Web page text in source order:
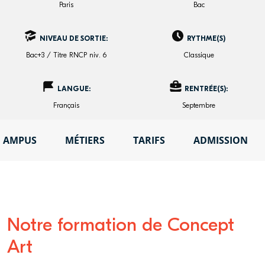
Paris
Bac
NIVEAU DE SORTIE:
Bac+3 / Titre RNCP niv. 6
RYTHME(S)
Classique
LANGUE:
Français
RENTRÉE(S):
Septembre
MÉTIERS TARIFS ADMISSION
Notre formation de Concept
Art